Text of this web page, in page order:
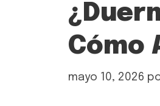
Cómo
mayo 10, 2026